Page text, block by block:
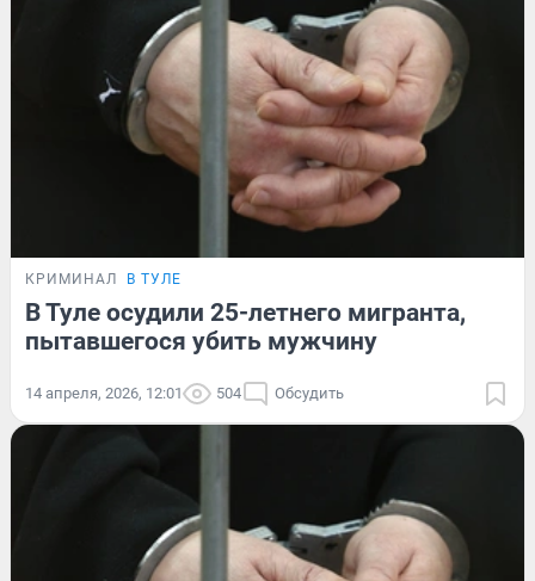
КРИМИНАЛ В ТУЛЕ
В Туле осудили 25-летнего мигранта,
пытавшегося убить мужчину
14 апреля, 2026, 12:01 504 Обсудить